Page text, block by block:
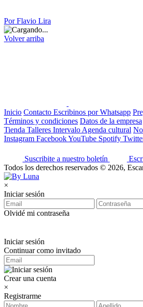
Por Flavio Lira
Volver arriba
Inicio Contacto Escribinos por Whatsapp
Términos y condiciones Datos de la empresa
Tienda Talleres Intervalo Agenda cultural
Instagram FacebookYouTube Spotify
Suscribite a nuestro boletín
Todos los derechos reservados © 2026,
×
Iniciar sesión
Olvidé mi contraseña
Iniciar sesión
Continuar como invitado
Crear una cuenta
×
Registrarme